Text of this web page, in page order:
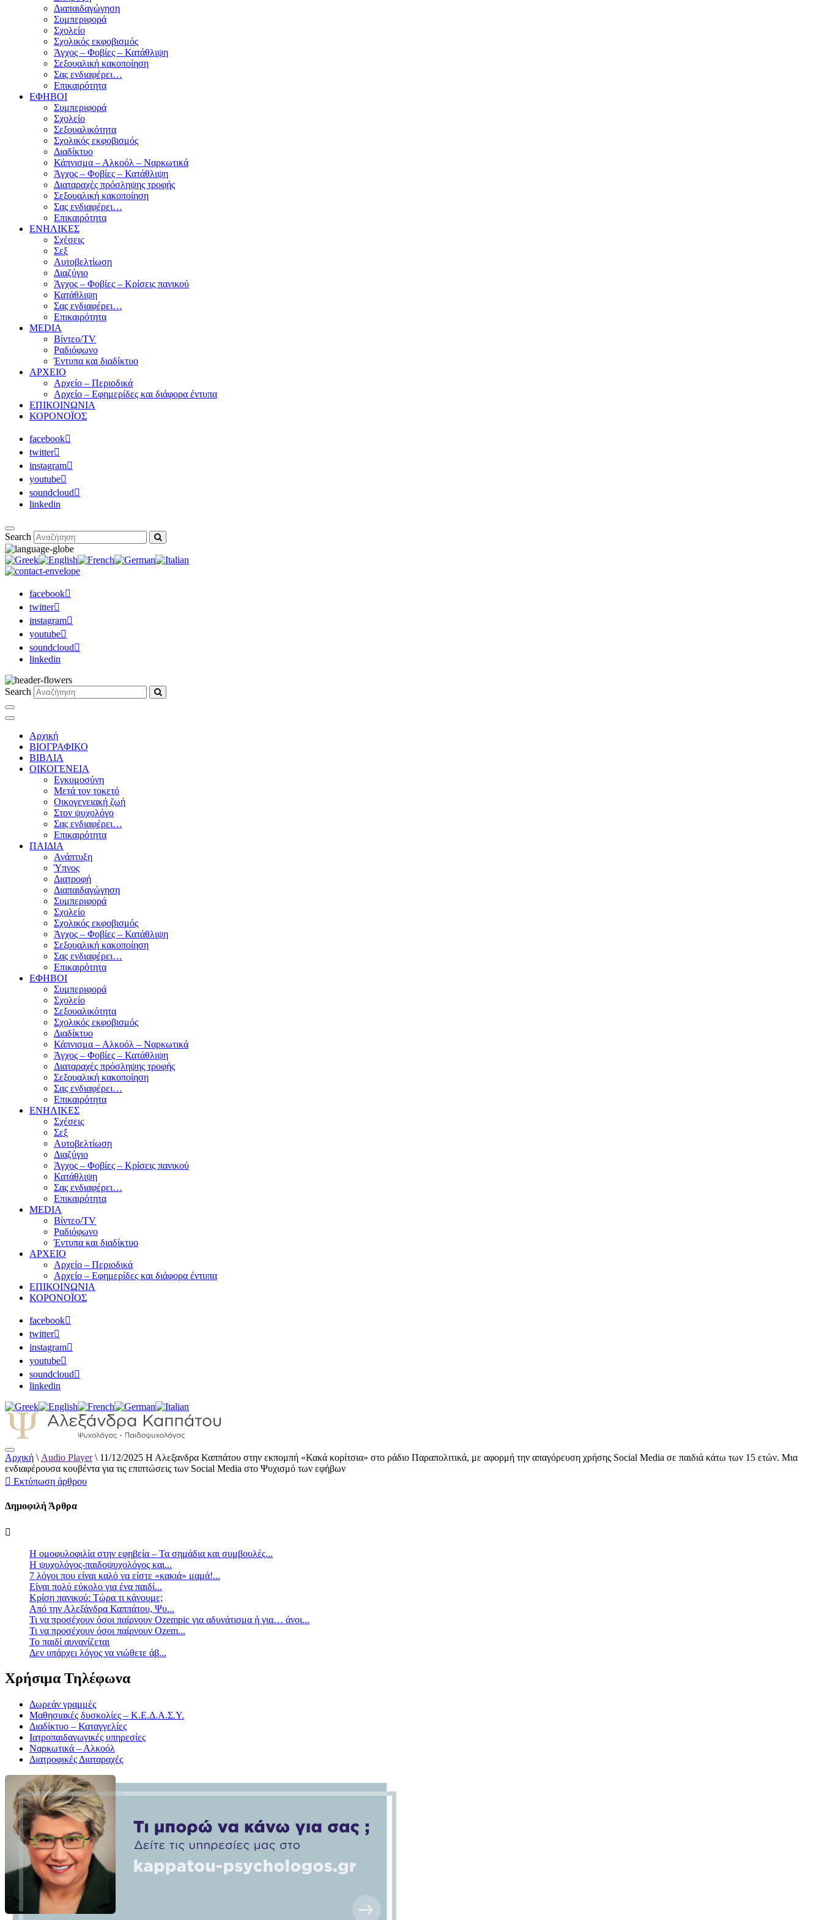
Διαπαιδαγώγηση
Συμπεριφορά
Σχολείο
Σχολικός εκφοβισμός
Άγχος – Φοβίες – Κατάθλιψη
Σεξουαλική κακοποίηση
Σας ενδιαφέρει…
Επικαιρότητα
ΕΦΗΒΟΙ
Συμπεριφορά
Σχολείο
Σεξουαλικότητα
Σχολικός εκφοβισμός
Διαδίκτυο
Κάπνισμα – Αλκοόλ – Ναρκωτικά
Άγχος – Φοβίες – Κατάθλιψη
Διαταραχές πρόσληψης τροφής
Σεξουαλική κακοποίηση
Σας ενδιαφέρει…
Επικαιρότητα
ΕΝΗΛΙΚΕΣ
Σχέσεις
Σεξ
Αυτοβελτίωση
Διαζύγιο
Άγχος – Φοβίες – Κρίσεις πανικού
Κατάθλιψη
Σας ενδιαφέρει…
Επικαιρότητα
MEDIA
Βίντεο/TV
Ραδιόφωνο
Έντυπα και διαδίκτυο
ΑΡΧΕΙΟ
Αρχείο – Περιοδικά
Αρχείο – Εφημερίδες και διάφορα έντυπα
ΕΠΙΚΟΙΝΩΝΙΑ
ΚΟΡΟΝΟΪΟΣ
facebook
twitter
instagram
youtube
soundcloud
linkedin
Search
facebook
twitter
instagram
youtube
soundcloud
linkedin
Search
Αρχική
ΒΙΟΓΡΑΦΙΚΟ
ΒΙΒΛΙΑ
ΟΙΚΟΓΕΝΕΙΑ
Εγκυμοσύνη
Μετά τον τοκετό
Οικογενειακή ζωή
Στον ψυχολόγο
Σας ενδιαφέρει…
Επικαιρότητα
ΠΑΙΔΙΑ
Ανάπτυξη
Ύπνος
Διατροφή
Διαπαιδαγώγηση
Συμπεριφορά
Σχολείο
Σχολικός εκφοβισμός
Άγχος – Φοβίες – Κατάθλιψη
Σεξουαλική κακοποίηση
Σας ενδιαφέρει…
Επικαιρότητα
ΕΦΗΒΟΙ
Συμπεριφορά
Σχολείο
Σεξουαλικότητα
Σχολικός εκφοβισμός
Διαδίκτυο
Κάπνισμα – Αλκοόλ – Ναρκωτικά
Άγχος – Φοβίες – Κατάθλιψη
Διαταραχές πρόσληψης τροφής
Σεξουαλική κακοποίηση
Σας ενδιαφέρει…
Επικαιρότητα
ΕΝΗΛΙΚΕΣ
Σχέσεις
Σεξ
Αυτοβελτίωση
Διαζύγιο
Άγχος – Φοβίες – Κρίσεις πανικού
Κατάθλιψη
Σας ενδιαφέρει…
Επικαιρότητα
MEDIA
Βίντεο/TV
Ραδιόφωνο
Έντυπα και διαδίκτυο
ΑΡΧΕΙΟ
Αρχείο – Περιοδικά
Αρχείο – Εφημερίδες και διάφορα έντυπα
ΕΠΙΚΟΙΝΩΝΙΑ
ΚΟΡΟΝΟΪΟΣ
facebook
twitter
instagram
youtube
soundcloud
linkedin
Αλεξάνδρα Καππάτου Ψυχολόγος – Παιδοψυχολόγος
Αρχική \ Audio Player\ 11/12/2025 Η Αλεξανδρα Καππάτου στην εκπομπή «Κακά κορίτσια» στο ράδιο Παραπολιτικά, με αφορμή την απαγόρευση χρήσης Social Media σε παιδιά κάτω των 15 ετών. Μια
ενδιαφέρουσα κουβέντα για τις επιπτώσεις των Social Media στο Ψυχισμό των εφήβων
Εκτύπωση άρθρου
Δημοφιλή Άρθρα
Η ομοφυλοφιλία στην εφηβεία – Τα σημάδια και συμβουλές...
Η ψυχολόγος-παιδοψυχολόγος και...
7 λόγοι που είναι καλό να είστε «κακιά» μαμά!...
Είναι πολύ εύκολο για ένα παιδί...
Κρίση πανικού: Τώρα τι κάνουμε;
Από την Αλεξάνδρα Καππάτου, Ψυ...
Τι να προσέχουν όσοι παίρνουν Ozempic για αδυνάτισμα ή για… άνοι...
Τι να προσέχουν όσοι παίρνουν Ozem...
Το παιδί αυνανίζεται
Δεν υπάρχει λόγος να νιώθετε άβ...
Χρήσιμα Τηλέφωνα
Δωρεάν γραμμές
Μαθησιακές δυσκολίες – Κ.Ε.Δ.Α.Σ.Υ.
Διαδίκτυο – Καταγγελίες
Ιατροπαιδαγωγικές υπηρεσίες
Ναρκωτικά – Αλκοόλ
Διατροφικές Διαταραχές